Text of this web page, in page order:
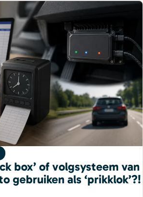
box’ of volgsysteem van
gebruiken als ‘prikklok’?!